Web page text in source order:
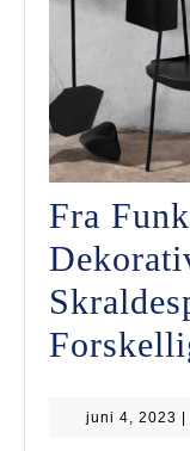
Fra
juni 4, 2023